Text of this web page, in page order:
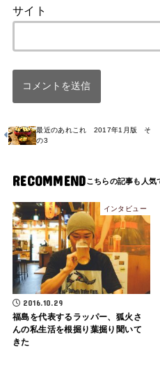
サイト
最近のあれこれ 2017年1月版 そ
の3
RECOMMEND
インタビュー
2016.10.29
福島を代表するラッパー、狐火さ
んの私生活を根掘り葉掘り聞いて
きた